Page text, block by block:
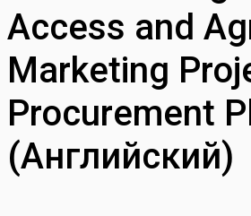
Access and
Marketing
Procurement
(Английский)